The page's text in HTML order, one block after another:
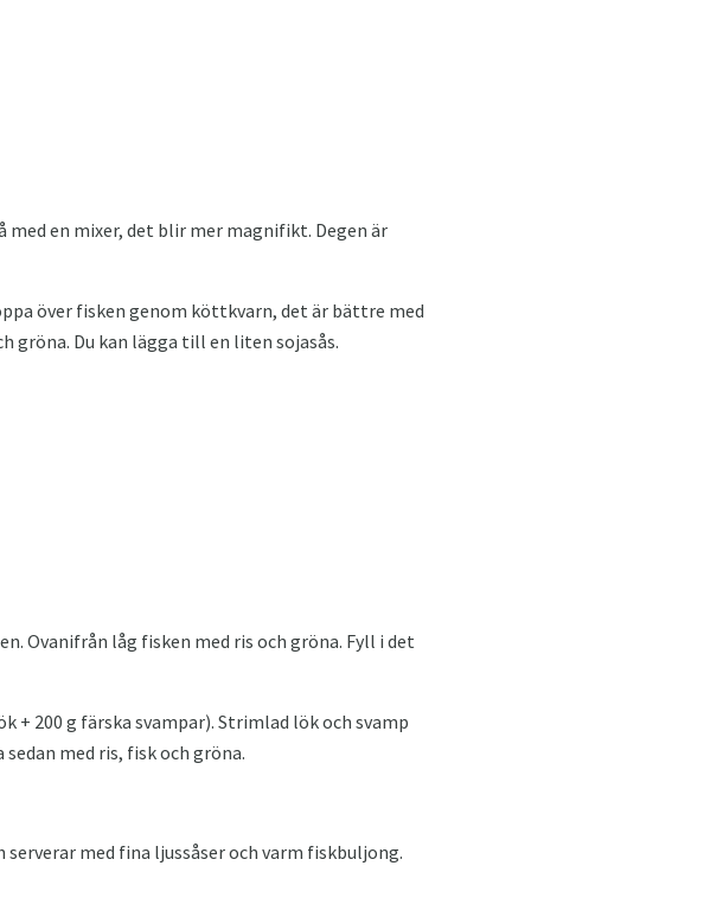
med en mixer, det blir mer magnifikt. Degen är
över fisken genom köttkvarn, det är bättre med
gröna. Du kan lägga till en liten sojasås.
Ovanifrån låg fisken med ris och gröna. Fyll i det
200 g färska svampar). Strimlad lök och svamp
med ris, fisk och gröna.
med fina ljussåser och varm fiskbuljong.